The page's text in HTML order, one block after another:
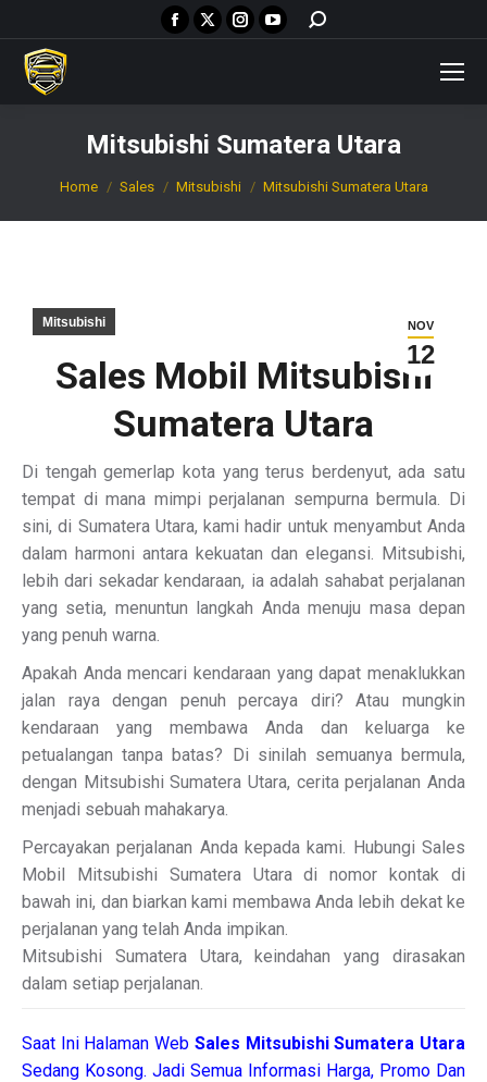
Facebook
page
new
window
X
page
new
window
Instagram
page
window
YouTube
page
new
window
Search:
Mitsubishi Sumatera Utara
You are here:
Home Sales Mitsubishi Mitsubishi Sumatera Utara
NOV
12
Mitsubishi
Sales Mobil Mitsubishi
Sumatera Utara
Di tengah gemerlap kota yang terus berdenyut, ada satu
tempat di mana mimpi perjalanan sempurna bermula. Di
sini, di Sumatera Utara, kami hadir untuk menyambut Anda
dalam harmoni antara kekuatan dan elegansi. Mitsubishi,
lebih dari sekadar kendaraan, ia adalah sahabat perjalanan
yang setia, menuntun langkah Anda menuju masa depan
yang penuh warna.
Apakah Anda mencari kendaraan yang dapat menaklukkan
jalan raya dengan penuh percaya diri? Atau mungkin
kendaraan yang membawa Anda dan keluarga ke
petualangan tanpa batas? Di sinilah semuanya bermula,
dengan Mitsubishi Sumatera Utara, cerita perjalanan Anda
menjadi sebuah mahakarya.
Percayakan perjalanan Anda kepada kami. Hubungi Sales
Mobil Mitsubishi Sumatera Utara di nomor kontak di
bawah ini, dan biarkan kami membawa Anda lebih dekat ke
perjalanan yang telah Anda impikan.
Mitsubishi Sumatera Utara, keindahan yang dirasakan
dalam setiap perjalanan.
Saat Ini Halaman Web Sales Mitsubishi Sumatera Utara
Sedang Kosong. Jadi Semua Informasi Harga, Promo Dan